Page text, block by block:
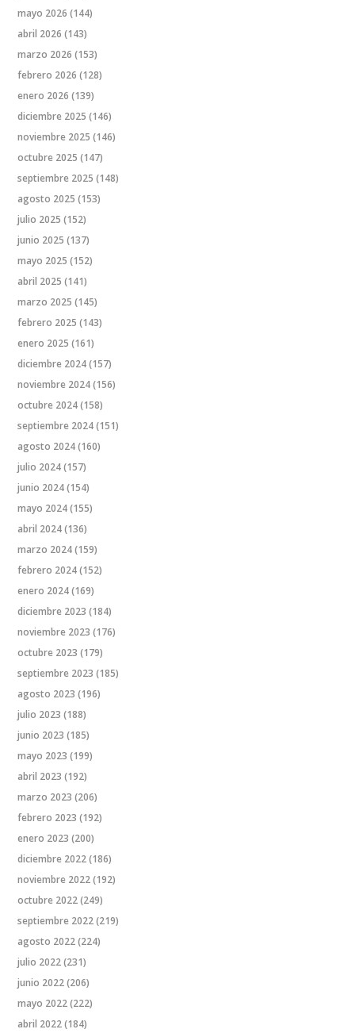
mayo 2026 (144)
abril 2026 (143)
marzo 2026 (153)
febrero 2026 (128)
enero 2026 (139)
diciembre 2025 (146)
noviembre 2025 (146)
octubre 2025 (147)
septiembre 2025 (148)
agosto 2025 (153)
julio 2025 (152)
junio 2025 (137)
mayo 2025 (152)
abril 2025 (141)
marzo 2025 (145)
febrero 2025 (143)
enero 2025 (161)
diciembre 2024(157)
noviembre 2024(156)
octubre 2024(158)
septiembre 2024(151)
agosto 2024(160)
julio 2024(157)
junio 2024(154)
mayo 2024(155)
abril 2024(136)
marzo 2024(159)
febrero 2024(152)
enero 2024(169)
diciembre 2023 (184)
noviembre 2023 (176)
octubre 2023 (179)
septiembre 2023 (185)
agosto 2023 (196)
julio 2023 (188)
junio 2023 (185)
mayo 2023 (199)
abril 2023 (192)
marzo 2023 (206)
febrero 2023 (192)
enero 2023 (200)
diciembre 2022(186)
noviembre 2022(192)
octubre 2022(249)
septiembre 2022(219)
agosto 2022(224)
julio 2022(231)
junio 2022(206)
mayo 2022(222)
abril 2022(184)